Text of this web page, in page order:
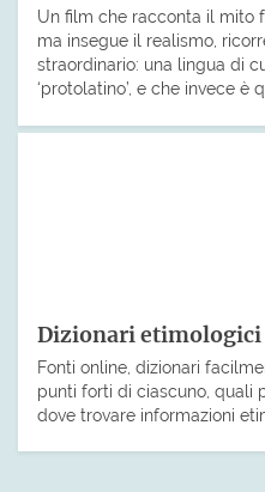
Un film che racconta il mito
ma insegue il realismo,
straordinario: una lingua di
‘protolatino’, e che invece è
Dizionari etimologici
Fonti online, dizionari
punti forti di ciascuno, quali
dove trovare informazioni